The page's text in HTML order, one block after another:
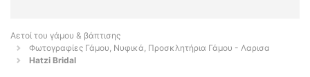
Αετοί του γάμου & βάπτισης
Φωτογραφίες Γάμου, Νυφικά, Προσκλητήρια Γάμου - Λαρισα
Hatzi Bridal